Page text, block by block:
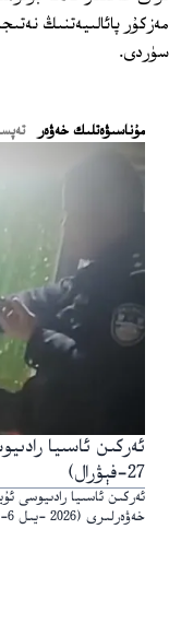
مەزكۇر پائالىيەتنىڭ
سۈردى.
ﻣﯘﻧﺎﺳﯩﯟﻩﺗﻠﯩﻚ ﺧﻪﯞﻩﺭ
27-فېۋرال)
ئەركىن ئاسىيا رادىيوسى
خەۋەرلىرى (2026 -يىل 6-فېۋرال)